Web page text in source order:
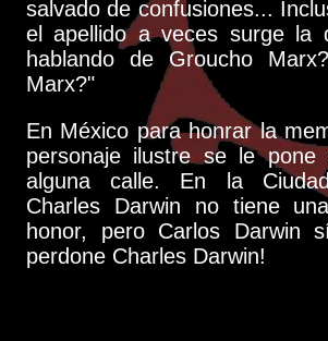
salvado de confusiones...
el apellido a veces surge la
hablando de Groucho
Marx?"
En México para honrar la
personaje ilustre se le
alguna calle. En la
Charles Darwin no tiene
honor, pero Carlos Darwin
perdone Charles Darwin!